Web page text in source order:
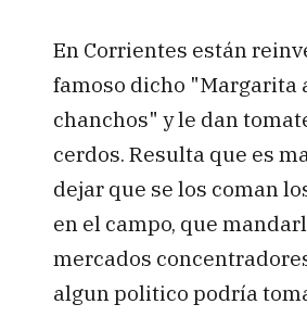
En Corrientes están
famoso dicho "Margarita
chanchos" y le dan
cerdos. Resulta que es
dejar que se los coman
en el campo, que
mercados
algun politico podría